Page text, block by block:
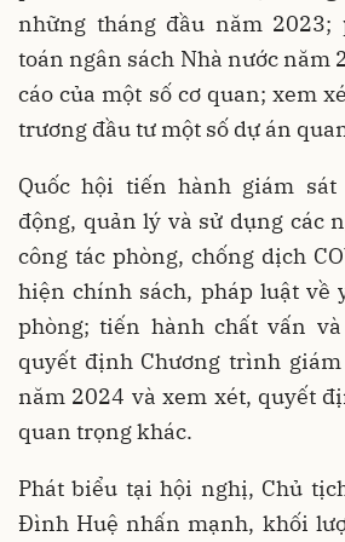
những tháng đầu năm 2023;
toán ngân sách Nhà nước năm
cáo của một số cơ quan; xem
trương đầu tư một số dự án
Quốc hội tiến hành giám
động, quản lý và sử dụng các
công tác phòng, chống dịch
hiện chính sách, pháp luật về
phòng; tiến hành chất vấn
quyết định Chương trình giám
năm 2024 và xem xét, quyết
quan trọng khác.
Phát biểu tại hội nghị, Chủ
Đình Huệ nhấn mạnh, khối